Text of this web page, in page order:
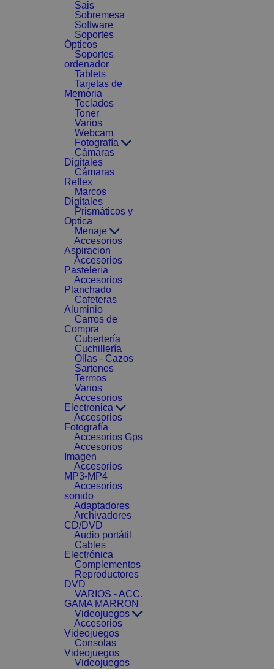
Sais
Sobremesa
Software
Soportes
Ópticos
Soportes
ordenador
Tablets
Tarjetas de
Memoria
Teclados
Toner
Varios
Webcam
Fotografía
Cámaras
Digitales
Cámaras
Reflex
Marcos
Digitales
Prismáticos y
Optica
Menaje
Accesorios
Aspiracion
Accesorios
Pastelería
Accesorios
Planchado
Cafeteras
Aluminio
Carros de
Compra
Cubertería
Cuchillería
Ollas - Cazos
Sartenes
Termos
Varios
Accesorios
Electronica
Accesorios
Fotografía
Accesorios Gps
Accesorios
Imagen
Accesorios
MP3-MP4
Accesorios
sonido
Adaptadores
Archivadores
CD/DVD
Audio portátil
Cables
Electrónica
Complementos
Reproductores
DVD
VARIOS - ACC.
GAMA MARRON
Videojuegos
Accesorios
Videojuegos
Consolas
Videojuegos
Videojuegos